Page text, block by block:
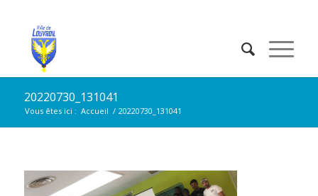
20220730_131041
Vous êtes ici : Accueil / 20220730_131041